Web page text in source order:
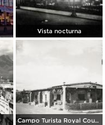
Vista nocturna
Campo Turista Royal Courts